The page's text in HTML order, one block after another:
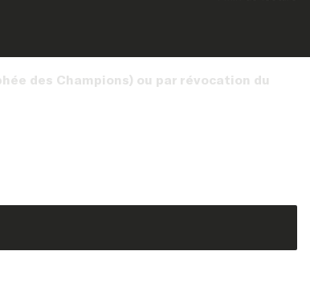
des Champions) ou par révocation du